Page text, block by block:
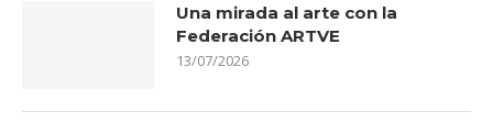
Una mirada al arte con la
Federación ARTVE
13/07/2026